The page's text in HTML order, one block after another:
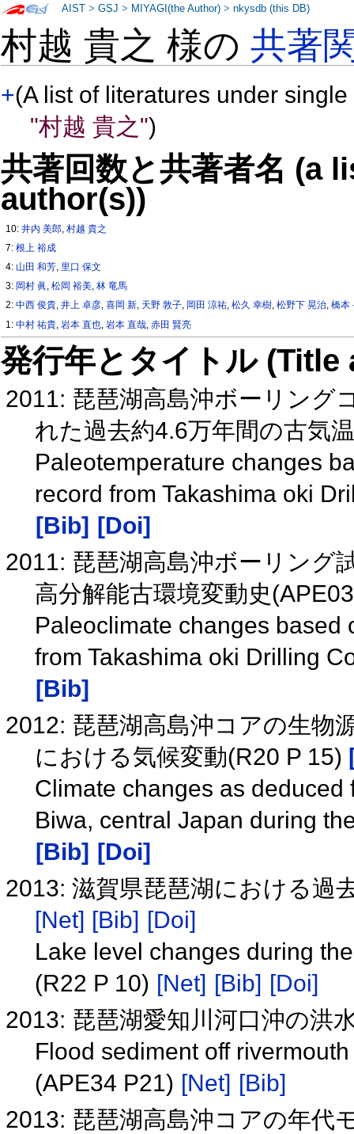
村越 貴之 様の共著
+(A list of literatures under
"村越 貴之")
共著回数と共著者名 (a
author(s))
10:井内 美郎,村越 貴之
7:根上 裕成
4: 山田 和芳, 里口 保文
3: 岡村 眞,松岡 裕美,林 竜馬
2:中西 俊貴,井上 卓彦,喜岡 新, 天野 敦子, 岡田 涼祐,松久 幸樹,松野下 晃治,橋本
1:中村 祐貴 ,岩本 直也 ,岩本 直哉 ,赤田 賢亮
発行年とタイトル
2011: 琵琶湖高島沖ボーリング
れた過去約4.6万年間の古気
Paleotemperature changes
record from Takashima oki
[Bib]
[Doi]
2011: 琵琶湖高島沖ボーリング
高分解能古環境変動史
Paleoclimate changes
from Takashima oki Drilling
[Bib]
2012: 琵琶湖高島沖コアの生物
における気候変動(R20 P 15)
Climate changes as
Biwa, central Japan during
[Bib]
[Doi]
2013: 滋賀県琵琶湖における過
[Net] [Bib] [Doi]
Lake level changes during
(R22 P 10) [Net] [Bib] [Doi]
2013: 琵琶湖愛知川河口沖の洪
Flood sediment off
(APE34 P21) [Net] [Bib]
2013: 琵琶湖高島沖コアの年代
AIST >GSJ > MIYAGI(the Author) >nkysdb (this DB)